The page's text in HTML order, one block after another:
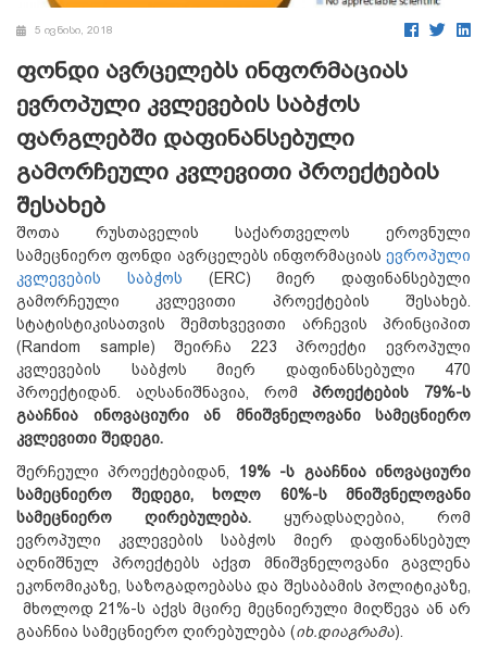
5 ივნისი, 2018
ფონდი ავრცელებს ინფორმაციას
ევროპული კვლევების საბჭოს
ფარგლებში დაფინანსებული
გამორჩეული კვლევითი პროექტების
შესახებ
შოთა რუსთაველის საქართველოს ეროვნული
სამეცნიერო ფონდი ავრცელებს ინფორმაციას ევროპული
კვლევების საბჭოს (ERC) მიერ დაფინანსებული
გამორჩეული კვლევითი პროექტების შესახებ.
სტატისტიკისათვის შემთხვევითი არჩევის პრინციპით
(Random sample) შეირჩა 223 პროექტი ევროპული
კვლევების საბჭოს მიერ დაფინანსებული 470
პროექტიდან. აღსანიშნავია, რომპროექტების 79%-ს
გააჩნია ინოვაციური ან მნიშვნელოვანი სამეცნიერო
კვლევითი შედეგი.
შერჩეული პროექტებიდან, 19% -ს გააჩნია ინოვაციური
სამეცნიერო შედეგი, ხოლო 60%-ს მნიშვნელოვანი
სამეცნიერო ღირებულება. ყურადსაღებია, რომ
ევროპული კვლევების საბჭოს მიერ დაფინანსებულ
აღნიშნულ პროექტებს აქვთ მნიშვნელოვანი გავლენა
ეკონომიკაზე, საზოგადოებასა და შესაბამის პოლიტიკაზე,
მხოლოდ 21%-ს აქვს მცირე მეცნიერული მიღწევა ან არ
გააჩნია სამეცნიერო ღირებულება (იხ.დიაგრამა).